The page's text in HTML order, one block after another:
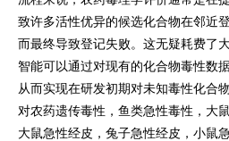
致许多活性优异的候选化合物在邻近
而最终导致登记失败。这无疑耗费了
智能可以通过对现有的化合物毒性数
从而实现在研发初期对未知毒性化合
对农药遗传毒性，鱼类急性毒性，大
大鼠急性经皮，兔子急性经皮，小鼠